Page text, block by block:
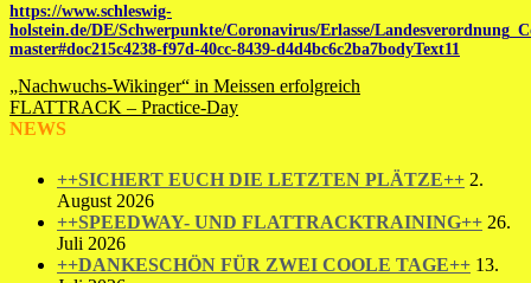
https://www.schleswig-
holstein.de/DE/Schwerpunkte/Coronavirus/Erlasse/
master#doc215c4238-f97d-40cc-8439-d4d4bc6c2ba7bodyText11
Beitragsnavigation
„Nachwuchs-Wikinger“ in Meissen erfolgreich
FLATTRACK – Practice-Day
NEWS
++SICHERT EUCH DIE LETZTEN PLÄTZE++ 2.
August 2026
++SPEEDWAY- UND FLATTRACKTRAINING++ 26.
Juli 2026
++DANKESCHÖN FÜR ZWEI COOLE TAGE++ 13.